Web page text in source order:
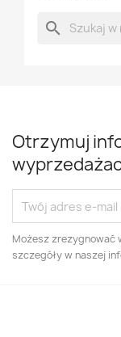
search
Otrzymuj
Możesz zrezygnować
szczegóły w naszej